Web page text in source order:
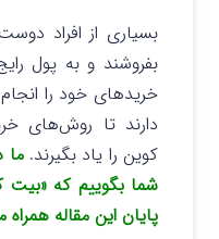
بسیاری از افراد
بفروشند و به پول
خریدهای خود را
دارند تا روش‌های
کوین را یاد بگیرند.ما
شما بگوییم که «بیت
پایان این مقاله همراه